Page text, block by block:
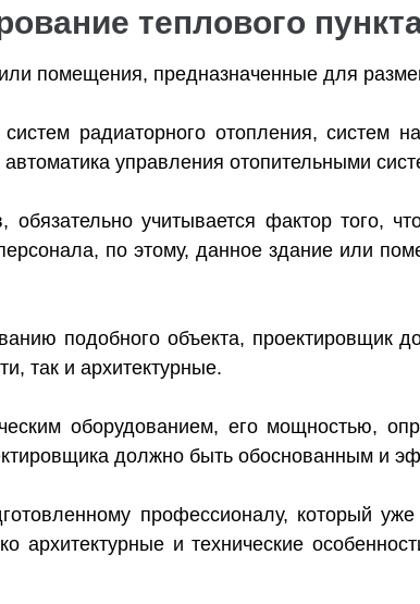
теплового
помещения, предназначенные для
радиаторного отопления, систем
управления отопительными
учитывается фактор того,
по этому, данное здание или
подобного объекта, проектировщик
так и архитектурные.
оборудованием, его мощностью,
должно быть обоснованным и
профессионалу, который
архитектурные и технические